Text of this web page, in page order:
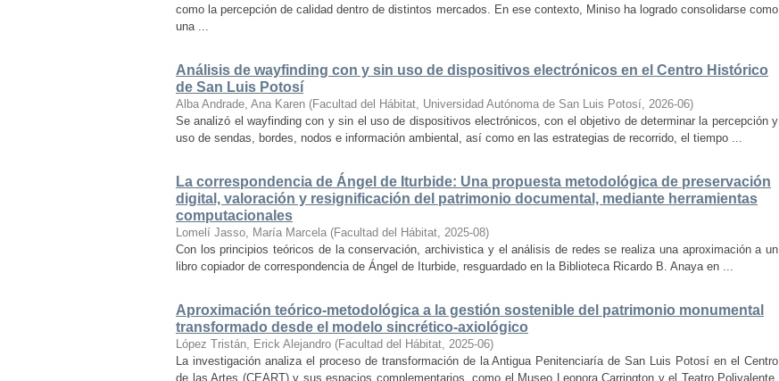
como la percepción de calidad dentro de distintos mercados. En ese contexto, Miniso ha logrado consolidarse como
una ...
Análisis de wayfinding con y sin uso de dispositivos electrónicos en el Centro Histórico
de San Luis Potosí
Alba Andrade, Ana Karen (Facultad del Hábitat, Universidad Autónoma de San Luis Potosí, 2026-06)
Se analizó el wayfinding con y sin el uso de dispositivos electrónicos, con el objetivo de determinar la percepción y
uso de sendas, bordes, nodos e información ambiental, así como en las estrategias de recorrido, el tiempo ...
La correspondencia de Ángel de Iturbide: Una propuesta metodológica de preservación
digital, valoración y resignificación del patrimonio documental, mediante herramientas
computacionales
Lomelí Jasso, María Marcela (Facultad del Hábitat, 2025-08)
Con los principios teóricos de la conservación, archivistica y el análisis de redes se realiza una aproximación a un
libro copiador de correspondencia de Ángel de Iturbide, resguardado en la Biblioteca Ricardo B. Anaya en ...
Aproximación teórico-metodológica a la gestión sostenible del patrimonio monumental
transformado desde el modelo sincrético-axiológico
López Tristán, Erick Alejandro (Facultad del Hábitat, 2025-06)
La investigación analiza el proceso de transformación de la Antigua Penitenciaría de San Luis Potosí en el Centro
de las Artes (CEART) y sus espacios complementarios, como el Museo Leonora Carrington y el Teatro Polivalente.